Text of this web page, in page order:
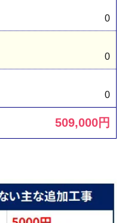
0
0
0
509,000円